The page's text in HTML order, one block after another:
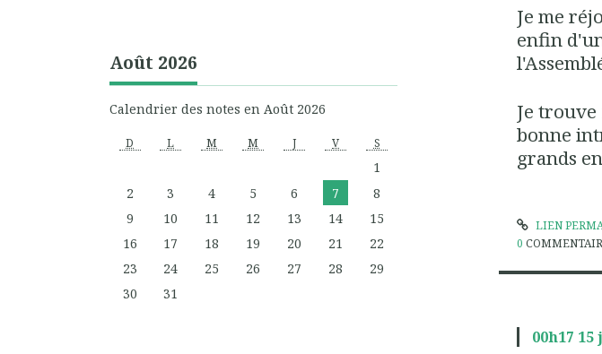
Août 2026
Calendrier des notes en Août 2026
D L M M J V S
1
2
3 4 5 6 7
8
9
10 11 12 13 14
15
16
17 18 19 20 21
22
23
24 25 26 27 28
29
30
31
Je me
enfin
Je
bonne
grands
LIEN
0
00h17 15